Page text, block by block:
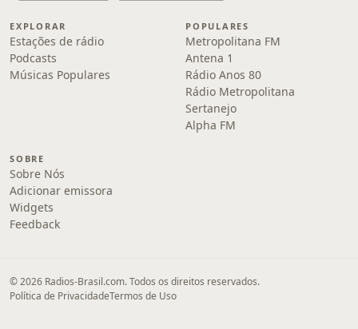
EXPLORAR
Estações de rádio
Podcasts
Músicas Populares
POPULARES
Metropolitana FM
Antena 1
Rádio Anos 80
Rádio Metropolitana
Sertanejo
Alpha FM
SOBRE
Sobre Nós
Adicionar emissora
Widgets
Feedback
© 2026 Radios-Brasil.com. Todos os direitos reservados.
Política de PrivacidadeTermos de Uso